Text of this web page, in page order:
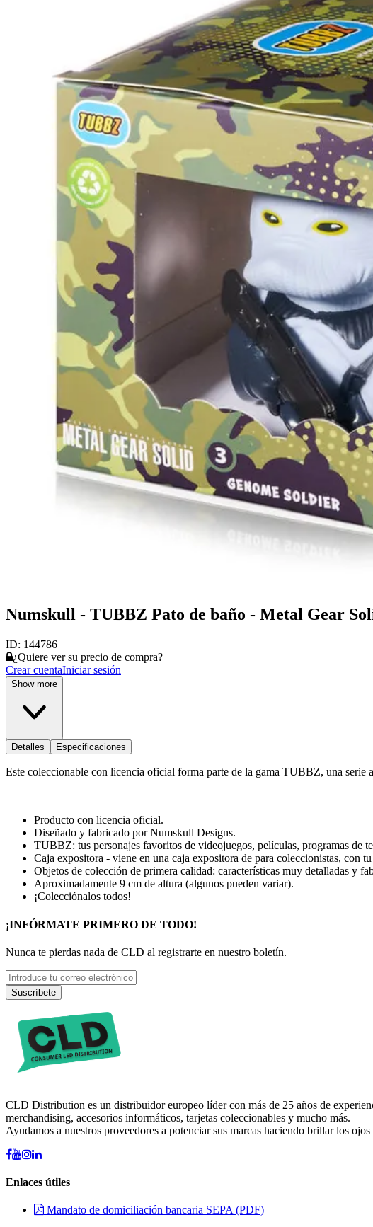
Numskull - TUBBZ Pato de baño - Metal Gear
ID: 144786
¿Quiere ver su precio de compra?
Crear cuentaIniciar sesión
Show more
Detalles Especificaciones
Este coleccionable con licencia oficial forma parte de la gama TUBBZ, una serie
Producto con licencia oficial.
Diseñado y fabricado por Numskull Designs.
TUBBZ: tus personajes favoritos de videojuegos, películas, programas de
Caja expositora - viene en una caja expositora de para coleccionistas, con
Objetos de colección de primera calidad: características muy detalladas y
Aproximadamente 9 cm de altura (algunos pueden variar).
¡Colecciónalos todos!
¡INFÓRMATE PRIMERO DE TODO!
Nunca te pierdas nada de CLD al registrarte en nuestro boletín.
Suscríbete
CLD Distribution es un distribuidor europeo líder con más de 25 años de
merchandising, accesorios informáticos, tarjetas coleccionables y mucho más.
Ayudamos a nuestros proveedores a potenciar sus marcas haciendo brillar los ojos
Enlaces útiles
Mandato de domiciliación bancaria SEPA (PDF)